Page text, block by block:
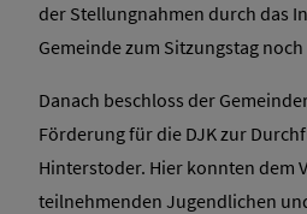
der Stellungnahmen durch das
Gemeinde zum Sitzungstag
Danach beschloss der
Förderung für die DJK zur
Hinterstoder. Hier konnten dem
teilnehmenden Jugendlichen